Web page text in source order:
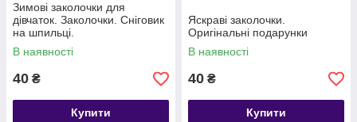
Зимові заколочки для
дівчаток. Заколочки. Сніговик
на шпильці.
В наявності
40 ₴
Купити
Яскраві заколочки.
Оригінальні подарунки
В наявності
40 ₴
Купити